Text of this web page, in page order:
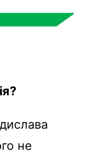
не